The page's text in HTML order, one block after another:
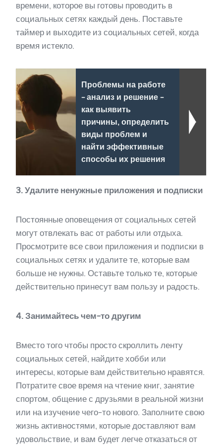
времени, которое вы готовы проводить в
социальных сетях каждый день. Поставьте
таймер и выходите из социальных сетей, когда
время истекло.
Проблемы на работе
- анализ и решение -
как выявить
причины, определить
виды проблем и
найти эффективные
способы их решения
3. Удалите ненужные приложения и подписки
Постоянные оповещения от социальных сетей
могут отвлекать вас от работы или отдыха.
Просмотрите все свои приложения и подписки в
социальных сетях и удалите те, которые вам
больше не нужны. Оставьте только те, которые
действительно принесут вам пользу и радость.
4. Занимайтесь чем-то другим
Вместо того чтобы просто скроллить ленту
социальных сетей, найдите хобби или
интересы, которые вам действительно нравятся.
Потратите свое время на чтение книг, занятие
спортом, общение с друзьями в реальной жизни
или на изучение чего-то нового. Заполните свою
жизнь активностями, которые доставляют вам
удовольствие, и вам будет легче отказаться от